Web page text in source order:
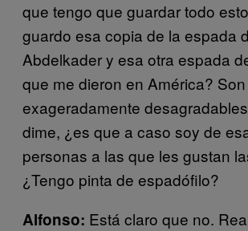
que tengo que guardar todo
guardo esa copia de la espada
Abdelkader y esa otra espada
que me dieron en América? Son
exageradamente
dime, ¿es que a caso soy de
personas a las que les gustan
¿Tengo pinta de espadófilo?
Alfonso: Está claro que no.